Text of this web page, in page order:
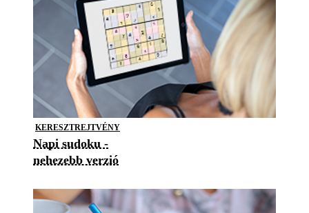
KERESZTREJTVÉNY
Napi sudoku -
nehezebb verzió